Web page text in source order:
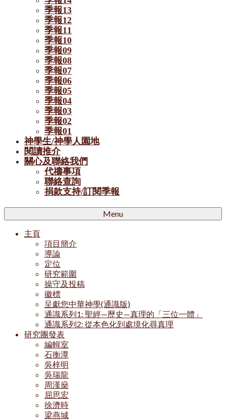
季報13
季報12
季報11
季報10
季報09
季報08
季報07
季報06
季報05
季報04
季報03
季報02
季報01
神學生/神學人園地
閱讀推介
關心及聯絡我們
代禱事項
聯絡查詢
捐款支持/訂閱季報
Menu
主頁
項目簡介
導論
定位
研究範圍
操守及投稿
徽標
呈獻您中華神學(通識版)
通識系列1: 聖經—歷史—真理的「三位一體」
通識系列2: 從本色化到處境化尋真理
研究團發表
編輯室
石衡潭
吳梓明
吳瑞龍
周漢燊
屈思宏
徐濟時
梁燕城